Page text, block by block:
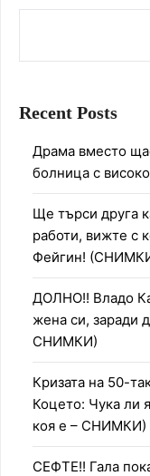
Recent Posts
Драма вместо
болница с
Ще търси друга
работи, вижте с
Фейгин!
ДОЛНО!! Владо
жена си, заради
СНИМКИ)
Кризата на 50-
Коцето: Чука ли
коя е – СНИМКИ)
СЕФТЕ!! Гала